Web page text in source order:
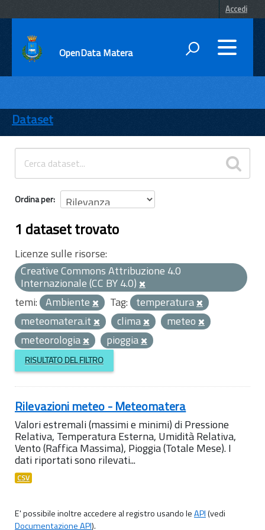
Accedi
OpenData Matera
ENTI
TEMI
INFORMAZIONI
Dataset
Ordina per
1 dataset trovato
Licenze sulle risorse:
Creative Commons Attribuzione 4.0
Internazionale (CC BY 4.0)
temi: Ambiente Tag: temperatura
meteomatera.it
clima
meteo
meteorologia
pioggia
RISULTATO DEL FILTRO
Rilevazioni meteo - Meteomatera
Valori estremali (massimi e minimi) di Pressione
Relativa, Temperatura Esterna, Umidità Relativa,
Vento (Raffica Massima), Pioggia (Totale Mese). I
dati riportati sono rilevati...
CSV
E' possibile inoltre accedere al registro usando leAPI(vedi
Documentazione API).